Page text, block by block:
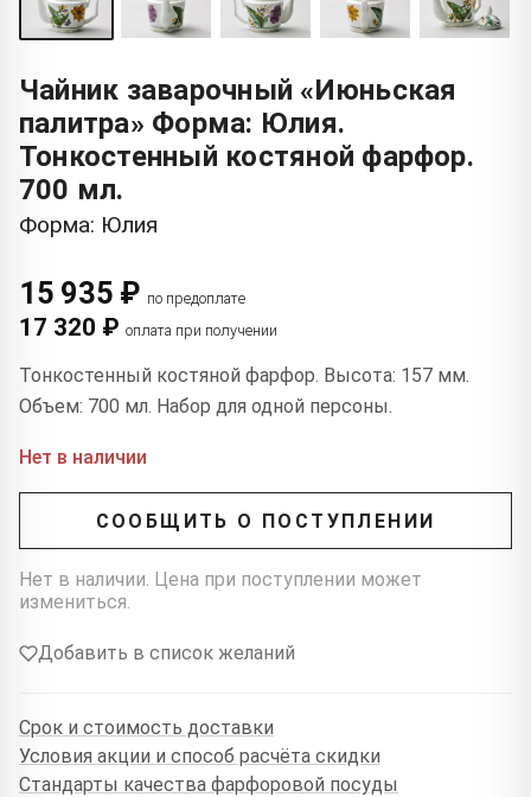
Чайник заварочный «Июньская
палитра» Форма: Юлия.
Тонкостенный костяной фарфор.
700 мл.
Форма: Юлия
15 935 ₽ по предоплате
17 320 ₽ оплата при получении
Тонкостенный костяной фарфор. Высота: 157 мм.
Объем: 700 мл. Набор для одной персоны.
Нет в наличии
СООБЩИТЬ О ПОСТУПЛЕНИИ
Нет в наличии. Цена при поступлении может
измениться.
Добавить в список желаний
Срок и стоимость доставки
Условия акции и способ расчёта скидки
Стандарты качества фарфоровой посуды